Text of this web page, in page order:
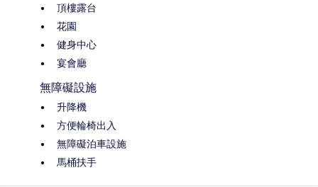
頂樓露台
花園
健身中心
宴會廳
無障礙設施
升降機
方便輪椅出入
無障礙泊車設施
馬桶扶手